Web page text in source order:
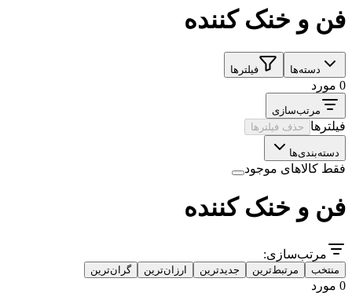
فن و خنک کننده
دسته‌ها فیلترها
0 مورد
مرتب‌سازی
فیلترها حذف فیلترها
دسته‌بندی‌ها
فقط کالاهای موجود
فن و خنک کننده
مرتب‌سازی:
منتخب مرتبط‌ترین جدیدترین ارزان‌ترین گران‌ترین
0 مورد